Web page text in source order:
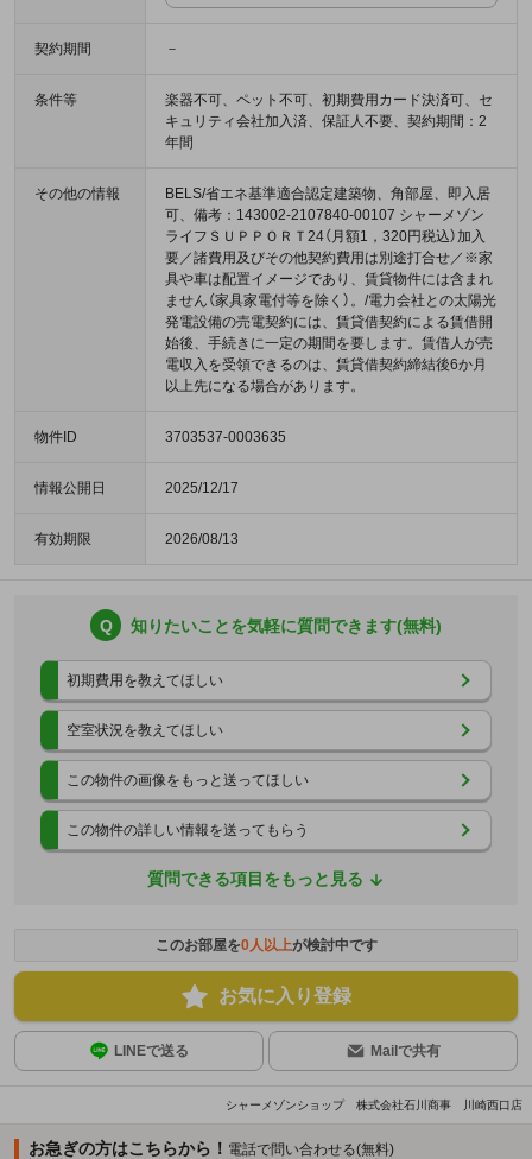
契約期間 －
条件等
楽器不可、ペット不可、初期費用カード決済可、セ
キュリティ会社加入済、保証人不要、契約期間：2
年間
その他の情報
BELS/省エネ基準適合認定建築物、角部屋、即入居
可、備考：143002-2107840-00107 シャーメゾン
ライフＳＵＰＰＯＲＴ24（月額1，320円税込）加入
要／諸費用及びその他契約費用は別途打合せ／※家
具や車は配置イメージであり、賃貸物件には含まれ
ません（家具家電付等を除く）。/電力会社との太陽光
発電設備の売電契約には、賃貸借契約による賃借開
始後、手続きに一定の期間を要します。賃借人が売
電収入を受領できるのは、賃貸借契約締結後6か月
以上先になる場合があります。
物件ID 3703537-0003635
情報公開日 2025/12/17
有効期限 2026/08/13
Q 知りたいことを気軽に質問できます(無料)
初期費用を教えてほしい
空室状況を教えてほしい
この物件の画像をもっと送ってほしい
この物件の詳しい情報を送ってもらう
質問できる項目をもっと見る
このお部屋を0人以上が検討中です
お気に入り登録
LINEで送る Mailで共有
シャーメゾンショップ 株式会社石川商事 川崎西口店
お急ぎの方はこちらから！ 電話で問い合わせる(無料)